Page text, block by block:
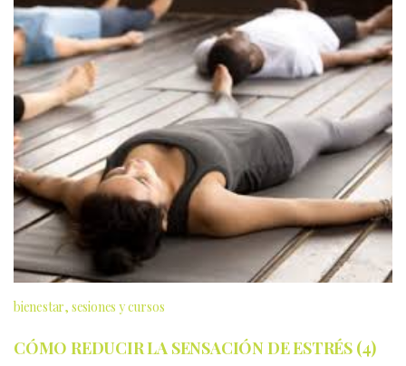
bienestar sesiones y cursos
CÓMO REDUCIR LA SENSACIÓN DE ESTRÉS (4)